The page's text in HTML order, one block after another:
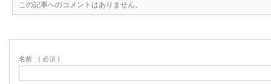
この記事へのコメントはありません。
名前 ( 必須 )